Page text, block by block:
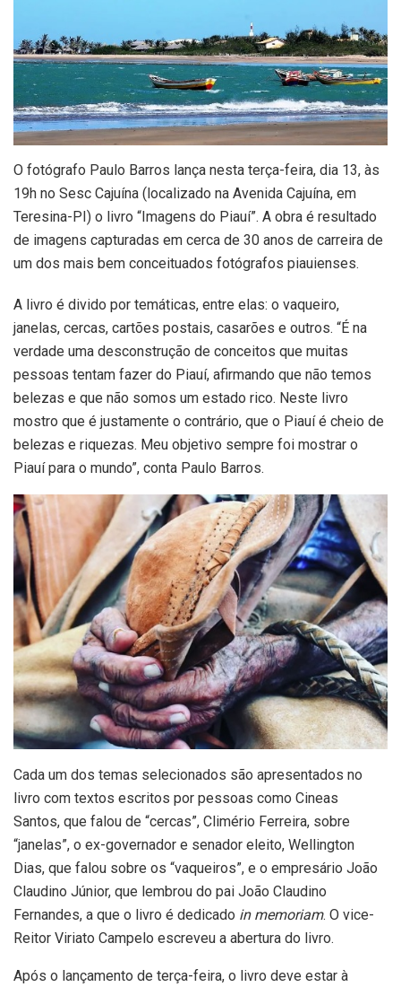
O fotógrafo Paulo Barros lança nesta terça-feira, dia 13, às
19h no Sesc Cajuína (localizado na Avenida Cajuína, em
Teresina-PI) o livro “Imagens do Piauí”. A obra é resultado
de imagens capturadas em cerca de 30 anos de carreira de
um dos mais bem conceituados fotógrafos piauienses.
A livro é divido por temáticas, entre elas: o vaqueiro,
janelas, cercas, cartões postais, casarões e outros. “É na
verdade uma desconstrução de conceitos que muitas
pessoas tentam fazer do Piauí, afirmando que não temos
belezas e que não somos um estado rico. Neste livro
mostro que é justamente o contrário, que o Piauí é cheio de
belezas e riquezas. Meu objetivo sempre foi mostrar o
Piauí para o mundo”, conta Paulo Barros.
Cada um dos temas selecionados são apresentados no
livro com textos escritos por pessoas como Cineas
Santos, que falou de “cercas”, Climério Ferreira, sobre
“janelas”, o ex-governador e senador eleito, Wellington
Dias, que falou sobre os “vaqueiros”, e o empresário João
Claudino Júnior, que lembrou do pai João Claudino
Fernandes, a que o livro é dedicado in memoriam. O vice-
Reitor Viriato Campelo escreveu a abertura do livro.
Após o lançamento de terça-feira, o livro deve estar à